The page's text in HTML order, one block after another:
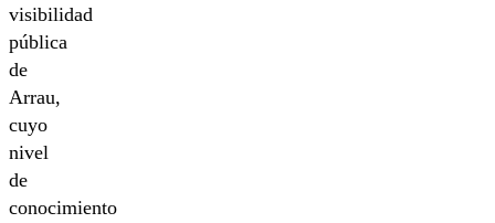
visibilidad
pública
de
Arrau,
cuyo
nivel
de
conocimiento